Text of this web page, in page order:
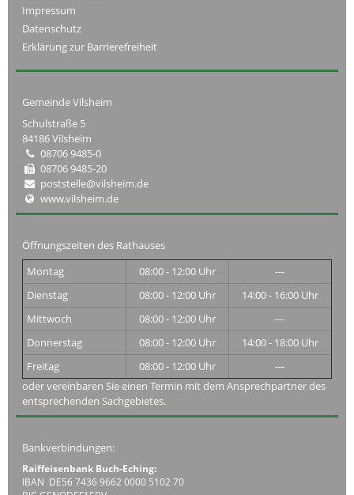
Impressum
Datenschutz
Erklärung zur Barrierefreiheit
Gemeinde Vilsheim
Schulstraße 5
84186 Vilsheim
08706 9485-0
08706 9485-20
poststelle@vilsheim.de
www.vilsheim.de
Öffnungszeiten des Rathauses
Montag
08:00 - 12:00 Uhr
---
Dienstag
08:00 - 12:00 Uhr
14:00 - 16:00 Uhr
Mittwoch
08:00 - 12:00 Uhr
---
Donnerstag
08:00 - 12:00 Uhr
14:00 - 18:00 Uhr
Freitag
08:00 - 12:00 Uhr
---
oder vereinbaren Sie einen Termin mit dem Ansprechpartner des
entsprechenden Sachgebietes.
Bankverbindungen:
Raiffeisenbank Buch-Eching:
IBAN DE56 7436 9662 0000 5102 70